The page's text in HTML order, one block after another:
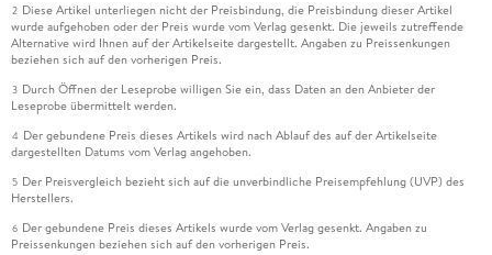
2 Diese Artikel unterliegen nicht der Preisbindung, die Preisbindung dieser Artikel
wurde aufgehoben oder der Preis wurde vom Verlag gesenkt. Die jeweils zutreffende
Alternative wird Ihnen auf der Artikelseite dargestellt. Angaben zu Preissenkungen
beziehen sich auf den vorherigen Preis.
3 Durch Öffnen der Leseprobe willigen Sie ein, dass Daten an den Anbieter der
Leseprobe übermittelt werden.
4 Der gebundene Preis dieses Artikels wird nach Ablauf des auf der Artikelseite
dargestellten Datums vom Verlag angehoben.
5 Der Preisvergleich bezieht sich auf die unverbindliche Preisempfehlung (UVP) des
Herstellers.
6 Der gebundene Preis dieses Artikels wurde vom Verlag gesenkt. Angaben zu
Preissenkungen beziehen sich auf den vorherigen Preis.